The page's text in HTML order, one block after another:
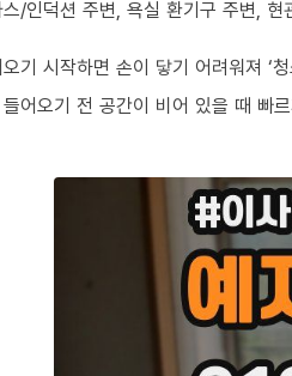
/인덕션 주변, 욕실 환기구 주변,
기 시작하면 손이 닿기 어려워져 ‘
어오기 전 공간이 비어 있을 때 빠